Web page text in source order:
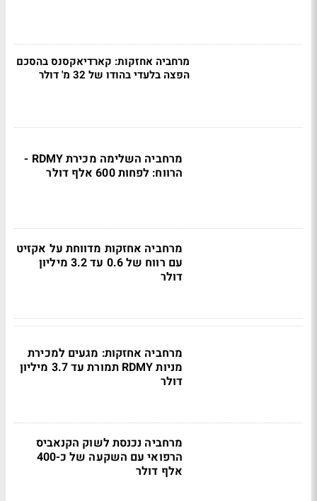
מרחביה אחזקות: קארדיאקסנס בהסכם
הפצה בלעדי בהודו של 32 מ' דולר
מרחביה השלימה מכירת RDMY -
הרווח: לפחות 600 אלף דולר
מרחביה אחזקות מדווחת על אקזיט
עם רווח של 0.6 עד 3.2 מיליון
דולר
מרחביה אחזקות: מגעים למכירת
מניות RDMY תמורת עד 3.7 מיליון
דולר
מרחביה נכנסת לשוק הקנאביס
הרפואי עם השקעה של כ-400
אלף דולר